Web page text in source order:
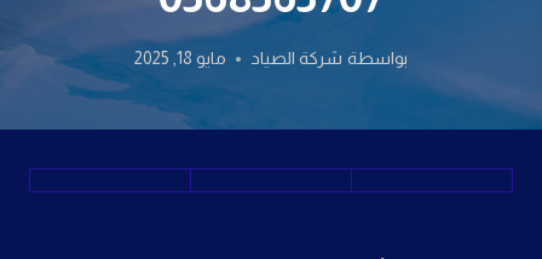
بواسطة شركة الصياد مايو 18, 2025